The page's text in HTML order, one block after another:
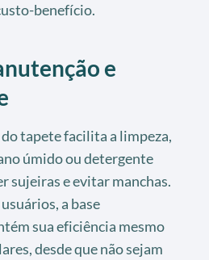
benefício.
e
tapete facilita a limpeza,
úmido ou detergente
sujeiras e evitar manchas.
a base
sua eficiência mesmo
desde que não sejam